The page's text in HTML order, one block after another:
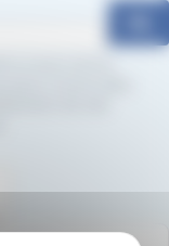
su nuovi servizi,
preso visione della
dei dati.